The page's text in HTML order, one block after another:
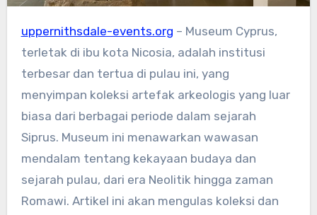
uppernithsdale-events.org – Museum Cyprus,
terletak di ibu kota Nicosia, adalah institusi
terbesar dan tertua di pulau ini, yang
menyimpan koleksi artefak arkeologis yang luar
biasa dari berbagai periode dalam sejarah
Siprus. Museum ini menawarkan wawasan
mendalam tentang kekayaan budaya dan
sejarah pulau, dari era Neolitik hingga zaman
Romawi. Artikel ini akan mengulas koleksi dan